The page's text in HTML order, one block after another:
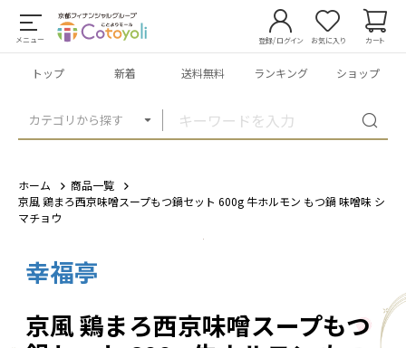
メニュー
カテゴリから探す
登録/ログイン お気に入り カート
トップ 新着 送料無料 ランキング ショップ
ホーム
商品一覧
京風 鶏まろ西京味噌スープもつ鍋セット 600g 牛ホルモン もつ鍋 味噌味 シ
マチョウ
幸福亭
京風 鶏まろ西京味噌スープもつ